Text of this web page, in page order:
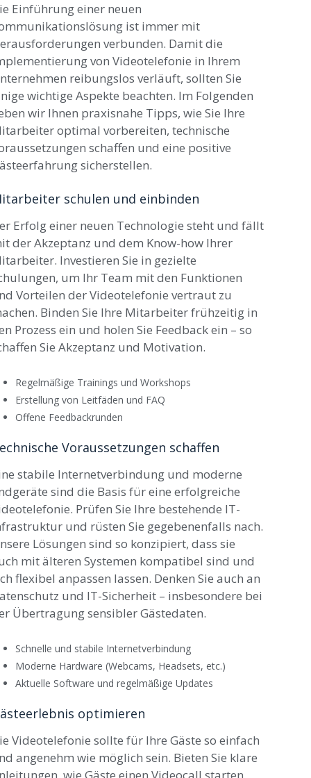
Einführung einer neuen
ist immer mit
verbunden. Damit die
von Videotelefonie in Ihrem
reibungslos verläuft, sollten Sie
wichtige Aspekte beachten. Im Folgenden
wir Ihnen praxisnahe Tipps, wie Sie Ihre
optimal vorbereiten, technische
schaffen und eine positive
sicherstellen.
schulen und einbinden
Erfolg einer neuen Technologie steht und fällt
der Akzeptanz und dem Know-how Ihrer
Investieren Sie in gezielte
um Ihr Team mit den Funktionen
Vorteilen der Videotelefonie vertraut zu
Binden Sie Ihre Mitarbeiter frühzeitig in
Prozess ein und holen Sie Feedback ein – so
Sie Akzeptanz und Motivation.
Regelmäßige Trainings und Workshops
Erstellung von Leitfäden und FAQ
Offene Feedbackrunden
Voraussetzungen schaffen
stabile Internetverbindung und moderne
sind die Basis für eine erfolgreiche
Prüfen Sie Ihre bestehende IT-
und rüsten Sie gegebenenfalls nach.
Lösungen sind so konzipiert, dass sie
mit älteren Systemen kompatibel sind und
flexibel anpassen lassen. Denken Sie auch an
und IT-Sicherheit – insbesondere bei
Übertragung sensibler Gästedaten.
Schnelle und stabile Internetverbindung
Moderne Hardware (Webcams, Headsets, etc.)
Aktuelle Software und regelmäßige Updates
optimieren
Videotelefonie sollte für Ihre Gäste so einfach
angenehm wie möglich sein. Bieten Sie klare